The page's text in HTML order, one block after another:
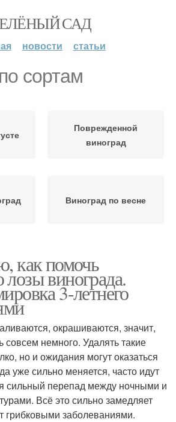
САД
новости статьи
сортам
Поврежденной
виноград
Виноград по весне
как помочь
винограда.
3-летнего
окрашиваются, значит,
совсем немного. Удалять такие
но и ожидания могут оказаться
уже сильно меняется, часто идут
сильный перепад между ночными и
Всё это сильно замедляет
грибковыми заболеваниями.